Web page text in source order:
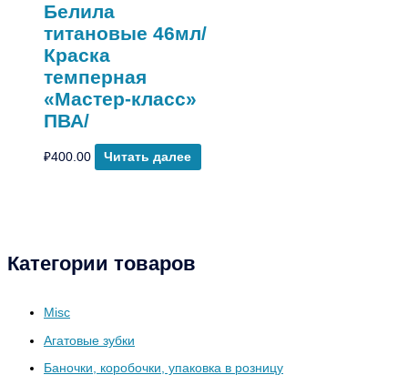
Категории товаров
Misc
Агатовые зубки
Баночки, коробочки, упаковка в розницу
Белила
титановые 46мл/
Краска
темперная
«Мастер-класс»
ПВА/
₽400.00 Читать далее